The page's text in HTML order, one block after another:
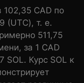
102,35 CAD по
(UTC), т. е.
511,75
за 1 CAD
SOL. Курс SOL к